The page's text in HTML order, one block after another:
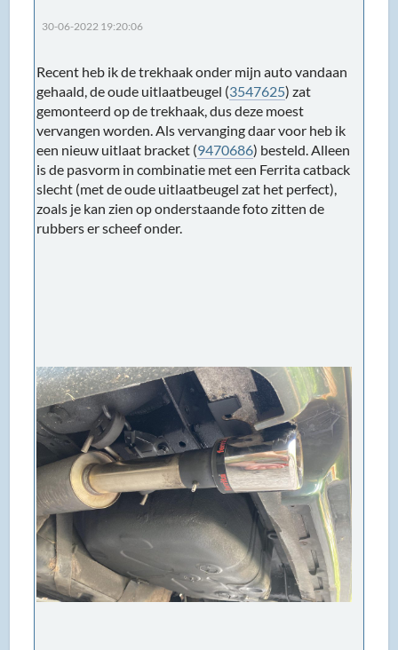
30-06-2022 19:20:06
Recent heb ik de trekhaak onder mijn auto vandaan
gehaald, de oude uitlaatbeugel (3547625) zat
gemonteerd op de trekhaak, dus deze moest
vervangen worden. Als vervanging daar voor heb ik
een nieuw uitlaat bracket (9470686) besteld. Alleen
is de pasvorm in combinatie met een Ferrita catback
slecht (met de oude uitlaatbeugel zat het perfect),
zoals je kan zien op onderstaande foto zitten de
rubbers er scheef onder.